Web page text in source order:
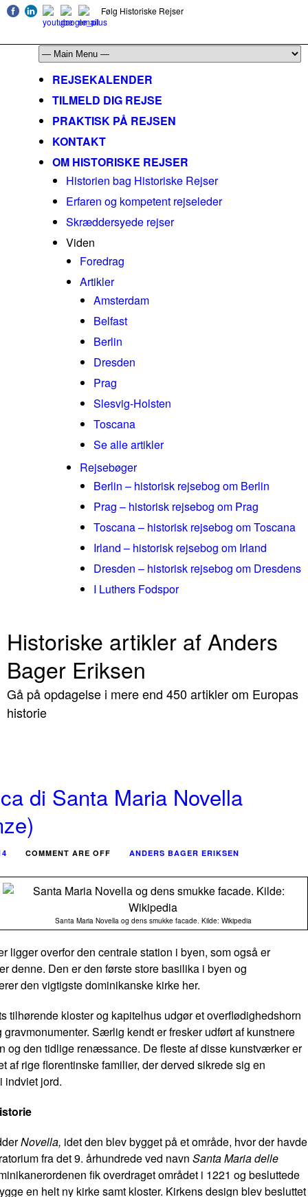
Følg Historiske Rejser
REJSEKALENDER
TILMELD DIG REJSE
PRAKTISK PÅ REJSEN
KONTAKT
OM HISTORISKE REJSER
Historien bag Historiske Rejser
Erfaren og kompetent rejseleder
Skræddersyede rejser
Viden
Foredrag
Artikler
Amsterdam
Belfast
Berlin
Dresden
Prag
Slesvig-Holsten
Toscana
Se alle artikler
Rejsebøger
Berlin – historisk rejsebog om Berlin
Prag – historisk rejsebog om Prag
Toscana – historisk rejsebog om Toscana
Irland – historisk rejsebog om Irland
Dresden – historisk rejsebog om Dresdens
I Luthers Fodspor
Historiske artikler af Anders
Bager Eriksen
Gå på opdagelse i mere end 450 artikler om Europas
historie
di Santa Maria Novella
COMMENT ARE OFF ANDERS BAGER ERIKSEN
Santa Maria Novella og dens smukke facade. Kilde: Wikipedia
ligger overfor den centrale station i byen, som også er
denne. Den er den første store basilika i byen og
den vigtigste dominikanske kirke her.
tilhørende kloster og kapitelhus udgør et overflødighedshorn
gravmonumenter. Særlig kendt er fresker udført af kunstnere
og den tidlige renæssance. De fleste af disse kunstværker er
af rige florentinske familier, der derved sikrede sig en
indviet jord.
Novella, idet den blev bygget på et område, hvor der havde
fra det 9. århundrede ved navn Santa Maria delle
fik overdraget området i 1221 og besluttede
en helt ny kirke samt kloster. Kirkens design blev besluttet